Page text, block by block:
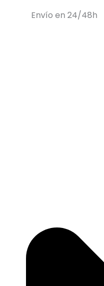
Envío en 24/48h